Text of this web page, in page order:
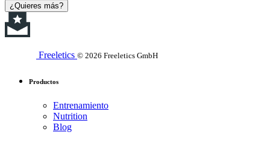
¿Quieres más?
Freeletics © 2026 Freeletics GmbH
Productos
Entrenamiento
Nutrition
Blog